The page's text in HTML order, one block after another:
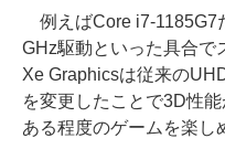
例えばCore i7-1185G7
GHz駆動といった具合で
Xe Graphicsは従来の
を変更したことで3D性
ある程度のゲームを楽し